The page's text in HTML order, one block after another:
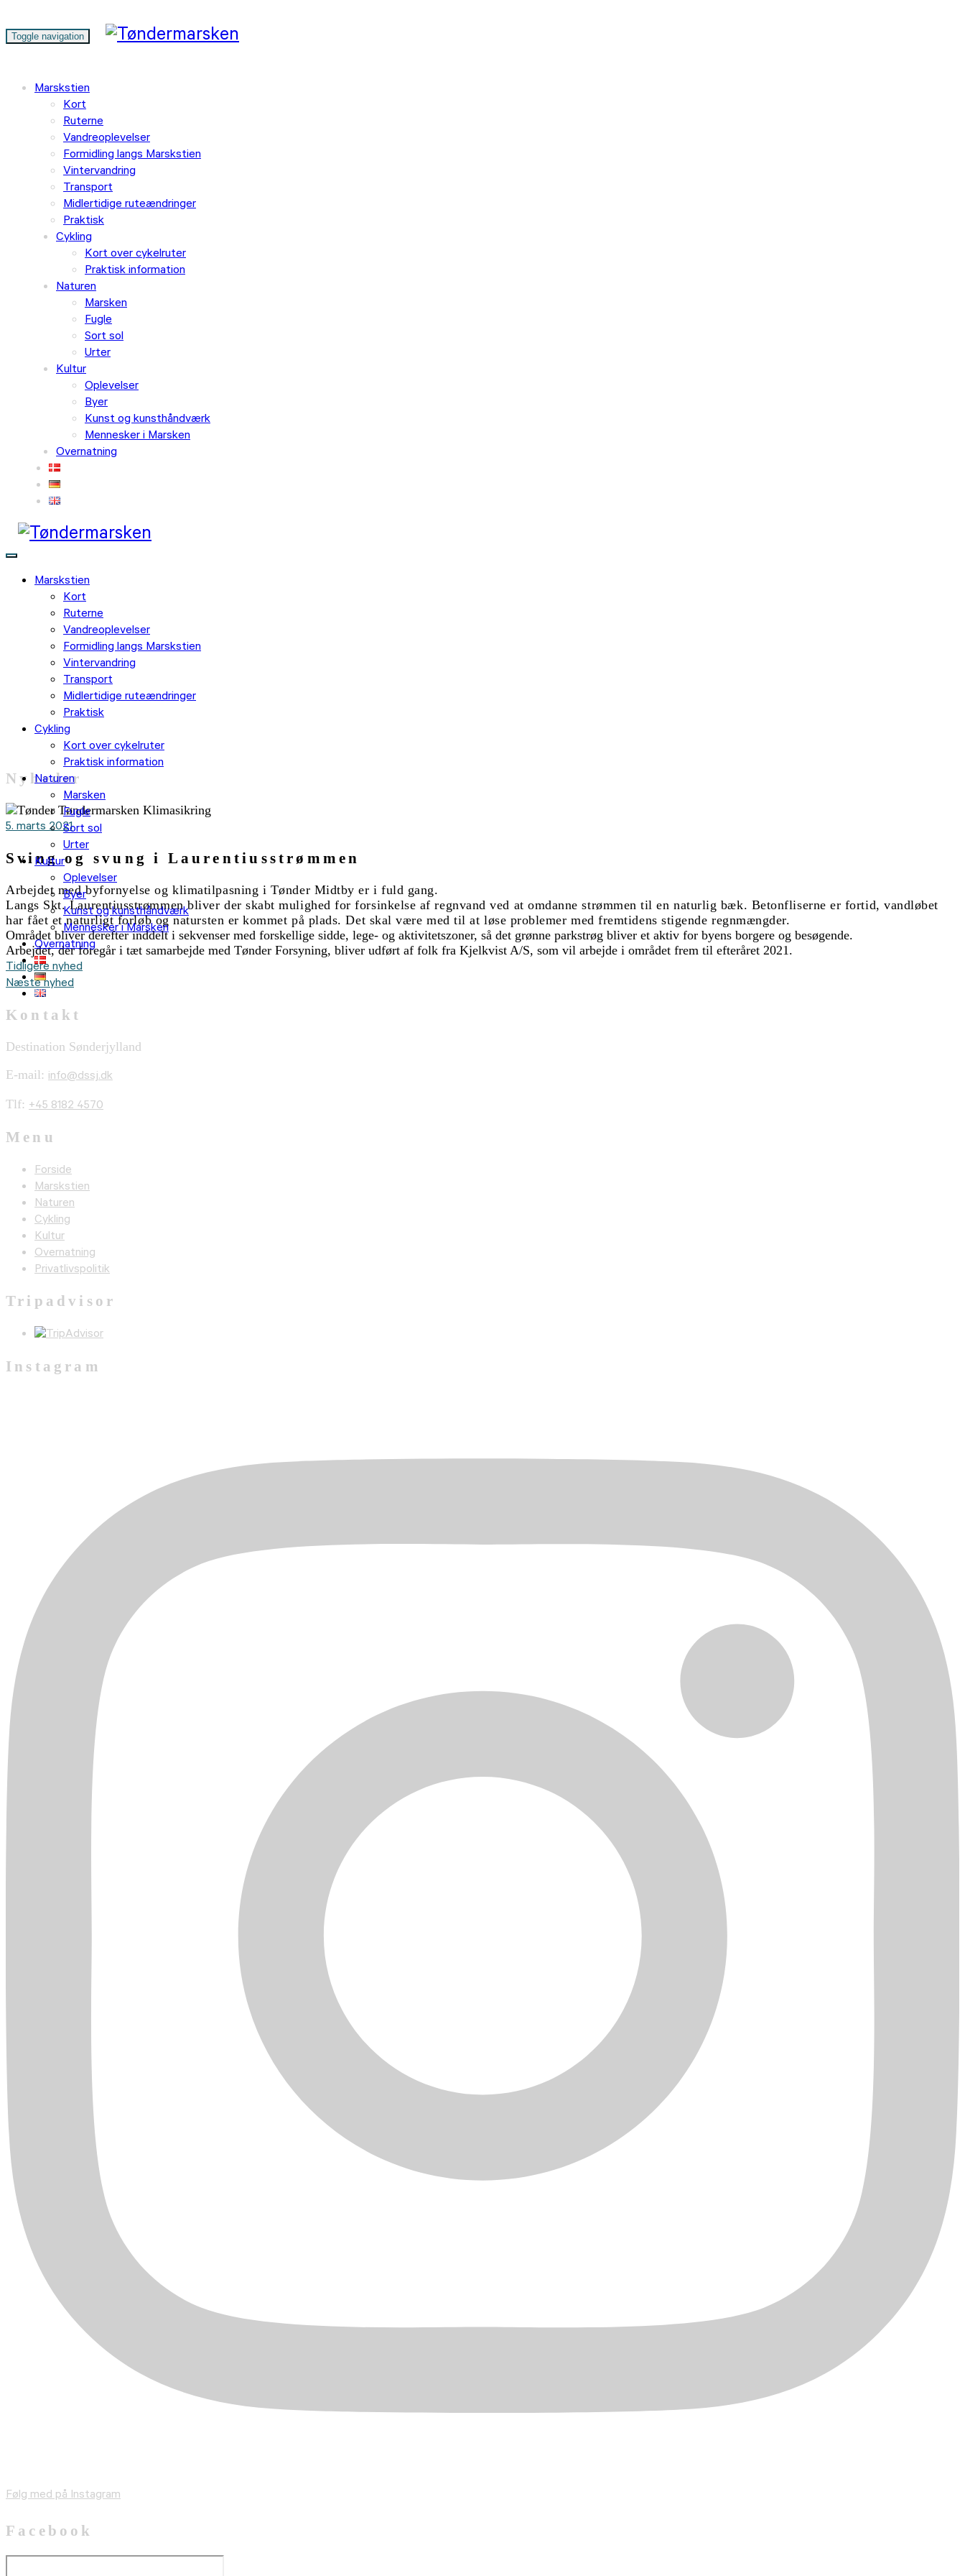
Toggle navigation
Marskstien
Kort
Ruterne
Vandreoplevelser
Formidling langs Marskstien
Vintervandring
Transport
Midlertidige ruteændringer
Praktisk
Cykling
Kort over cykelruter
Praktisk information
Naturen
Marsken
Fugle
Sort sol
Urter
Kultur
Oplevelser
Byer
Kunst og kunsthåndværk
Mennesker i Marsken
Overnatning
Marskstien
Kort
Ruterne
Vandreoplevelser
Formidling langs Marskstien
Vintervandring
Transport
Midlertidige ruteændringer
Praktisk
Cykling
Kort over cykelruter
Praktisk information
Naturen
Marsken
Fugle
Sort sol
Urter
Kultur
Oplevelser
Byer
Kunst og kunsthåndværk
Mennesker i Marsken
Overnatning
Nyheder
5. marts 2021
Sving og svung i Laurentiusstrømmen
Arbejdet med byfornyelse og klimatilpasning i Tønder Midtby er i fuld gang.
Langs Skt. Laurentiusstrømmen bliver der skabt mulighed for forsinkelse af regnvand ved at omdanne strømmen til en naturlig bæk. Betonfliserne er fortid, vandløbet
har fået et naturligt forløb og natursten er kommet på plads. Det skal være med til at løse problemer med fremtidens stigende regnmængder.
Området bliver derefter inddelt i sekvenser med forskellige sidde, lege- og aktivitetszoner, så det grønne parkstrøg bliver et aktiv for byens borgere og besøgende.
Arbejdet, der foregår i tæt samarbejde med Tønder Forsyning, bliver udført af folk fra Kjelkvist A/S, som vil arbejde i området frem til efteråret 2021.
Tidligere nyhed
Næste nyhed
Kontakt
Destination Sønderjylland
E-mail: info@dssj.dk
Tlf: +45 8182 4570
Menu
Forside
Marskstien
Naturen
Cykling
Kultur
Overnatning
Privatlivspolitik
Tripadvisor
Instagram
Følg med på Instagram
Facebook